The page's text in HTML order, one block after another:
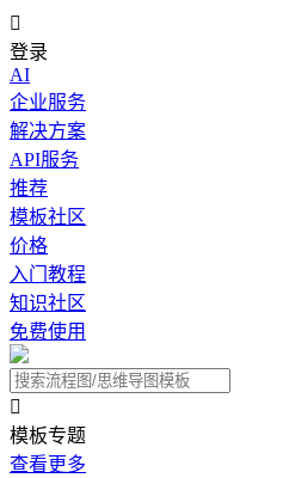

登录
AI
企业服务
解决方案
API服务
推荐
模板社区
价格
入门教程
知识社区
免费使用

模板专题
查看更多